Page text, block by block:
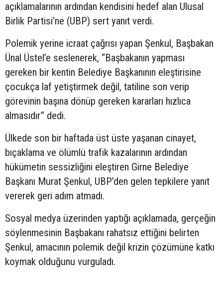
açıklamalarının ardından kendisini hedef alan Ulusal
Birlik Partisi’ne (UBP) sert yanıt verdi.
Polemik yerine icraat çağrısı yapan Şenkul, Başbakan
Ünal Üstel’e seslenerek, “Başbakanın yapması
gereken bir kentin Belediye Başkanının eleştirisine
çocukça laf yetiştirmek değil, tatiline son verip
görevinin başına dönüp gereken kararları hızlıca
almasıdır” dedi.
Ülkede son bir haftada üst üste yaşanan cinayet,
bıçaklama ve ölümlü trafik kazalarının ardından
hükümetin sessizliğini eleştiren Girne Belediye
Başkanı Murat Şenkul, UBP’den gelen tepkilere yanıt
vererek geri adım atmadı.
Sosyal medya üzerinden yaptığı açıklamada, gerçeğin
söylenmesinin Başbakanı rahatsız ettiğini belirten
Şenkul, amacının polemik değil krizin çözümüne katkı
koymak olduğunu vurguladı.